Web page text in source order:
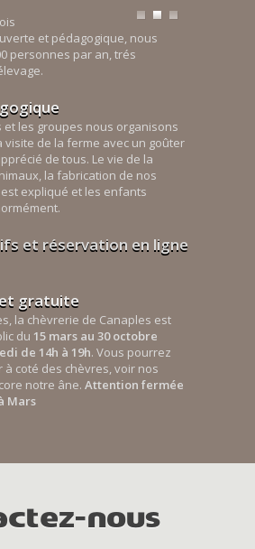
et pédagogique, nous
personnes par an, trés
et les groupes nous organisons
visite de la ferme avec un goûter
de tous. Le vie de la
la fabrication de nos
expliqué et les enfants
et réservation en ligne
gratuite
la chèvrerie de Canaples est
du 15 mars au 30 octobre
de 14h à 19h. Vous pourrez
coté des chèvres, voir nos
notre âne. Attention fermée
Mars
nous